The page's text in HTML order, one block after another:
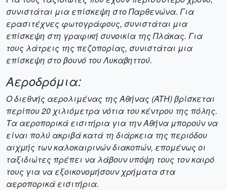
συνιστάται μια επίσκεψη στο Παρθενώνα. Για
ερασιτέχνες φωτογράφους, συνιστάται μια
επίσκεψη στη γραφική συνοικία της Πλάκας. Για
τους λάτρεις της πεζοπορίας, συνιστάται μια
επίσκεψη στο βουνό του Λυκαβηττού.
Αεροδρόμια:
Ο διεθνής αερολιμένας της Αθήνας (ATH) βρίσκεται
περίπου 20 χιλιόμετρα νότια του κέντρου της πόλης.
Τα αεροπορικά εισιτήρια για την Αθήνα μπορούν να
είναι πολύ ακριβά κατά τη διάρκεια της περιόδου
αιχμής των καλοκαιρινών διακοπών, επομένως οι
ταξιδιώτες πρέπει να λάβουν υπόψη τους τον καιρό
τους για να εξοικονομήσουν χρήματα στα
αεροπορικά εισιτήρια.